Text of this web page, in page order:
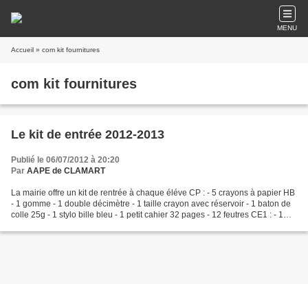
MENU
Accueil » com kit fournitures
com kit fournitures
Le kit de entrée 2012-2013
Publié le 06/07/2012 à 20:20
Par AAPE de CLAMART
La mairie offre un kit de rentrée à chaque éléve CP : - 5 crayons à papier HB
- 1 gomme - 1 double décimètre - 1 taille crayon avec réservoir - 1 baton de
colle 25g - 1 stylo bille bleu - 1 petit cahier 32 pages - 12 feutres CE1 : - 1